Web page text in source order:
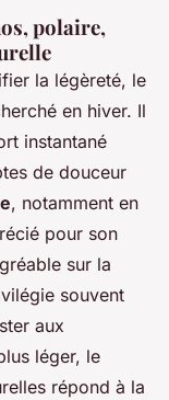
polaire,
la légèreté, le
en hiver. Il
instantané
de douceur
, notamment en
pour son
sur la
souvent
aux
léger, le
répond à la